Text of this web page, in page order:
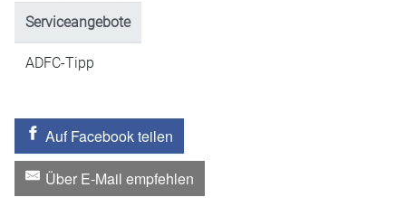
Serviceangebote
ADFC-Tipp
Auf Facebook teilen
Über E-Mail empfehlen